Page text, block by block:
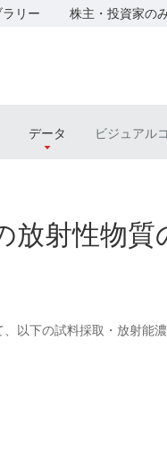
リー 株主・投資家の
データ ビジュアル
放射性物質
以下の試料採取・放射能